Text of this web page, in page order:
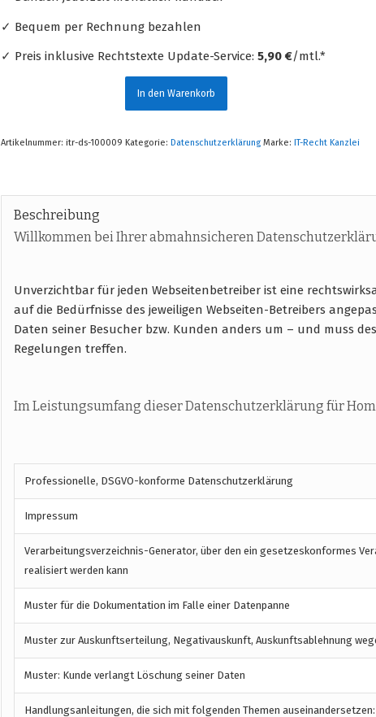
✓ Bequem per Rechnung bezahlen
✓ Preis inklusive Rechtstexte Update-Service:5,90 €/mtl.*
In den Warenkorb
Artikelnummer:itr-ds-100009 Kategorie:Datenschutzerklärung Marke:IT-Recht Kanzlei
Beschreibung
Willkommen bei Ihrer abmahnsicheren
Unverzichtbar für jeden Webseitenbetreiber ist eine
auf die Bedürfnisse des jeweiligen Webseiten-Betreibers
Daten seiner Besucher bzw. Kunden anders um – und muss
Regelungen treffen.
Im Leistungsumfang dieser Datenschutzerklärung für
Professionelle, DSGVO-konforme Datenschutzerklärung
Impressum
Verarbeitungsverzeichnis-Generator, über den ein gesetzeskonformes
realisiert werden kann
Muster für die Dokumentation im Falle einer Datenpanne
Muster zur Auskunftserteilung, Negativauskunft, Auskunftsablehnung
Muster: Kunde verlangt Löschung seiner Daten
Handlungsanleitungen, die sich mit folgenden Themen auseinandersetzen: